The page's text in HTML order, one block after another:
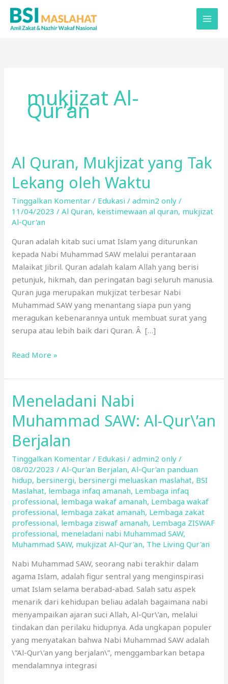
Lewati
konten
mukjizat Al-
Qur’an
Al Quran, Mukjizat yang Tak
Lekang oleh Waktu
Tinggalkan Komentar / Edukasi /admin2 only/
11/04/2023/Al Quran, keistimewaan al quran, mukjizat
Al-Qur'an
Quran adalah kitab suci umat Islam yang diturunkan
kepada Nabi Muhammad SAW melalui perantaraan
Malaikat Jibril. Quran adalah kalam Allah yang berisi
petunjuk, hikmah, dan peringatan bagi seluruh manusia.
Quran juga merupakan mukjizat terbesar Nabi
Muhammad SAW yang menantang siapa pun yang
meragukan kebenarannya untuk membuat surat yang
serupa atau lebih baik dari Quran. Â […]
Al
Quran,
Mukjizat
yang
Tak
Lekang
Waktu
Read More »
Meneladani Nabi
Muhammad SAW: Al-Qur\’an
Berjalan
Tinggalkan Komentar / Edukasi /admin2 only/
08/02/2023/Al-Qur'an Berjalan,Al-Qur'an panduan
hidup, bersinergi, bersinergi meluaskan maslahat, BSI
Maslahat, lembaga infaq amanah, Lembaga infaq
professional, lembaga wakaf amanah, Lembaga wakaf
professional, lembaga zakat amanah, Lembaga zakat
professional, lembaga ziswaf amanah, Lembaga ZISWAF
professional, meneladani nabi Muhammad SAW,
Muhammad SAW, mukjizat Al-Qur'an, The Living Qur'an
Nabi Muhammad SAW, seorang nabi terakhir dalam
agama Islam, adalah figur sentral yang menginspirasi
umat Islam selama berabad-abad. Salah satu aspek
menarik dari kehidupan beliau adalah bagaimana nabi
menyampaikan ajaran suci Allah, Al-Qur\’an, melalui
tindakan dan perilaku hidupnya. Ada ungkapan populer
yang menyatakan bahwa Nabi Muhammad SAW adalah
\”Al-Qur\’an yang berjalan\”, menggambarkan betapa
mendalamnya integrasi
Meneladani
Nabi
Muhammad
SAW:
Al-
Qur\’an
Berjalan